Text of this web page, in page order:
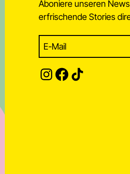
Aboniere unseren
erfrischende Stories
Subscribe to our